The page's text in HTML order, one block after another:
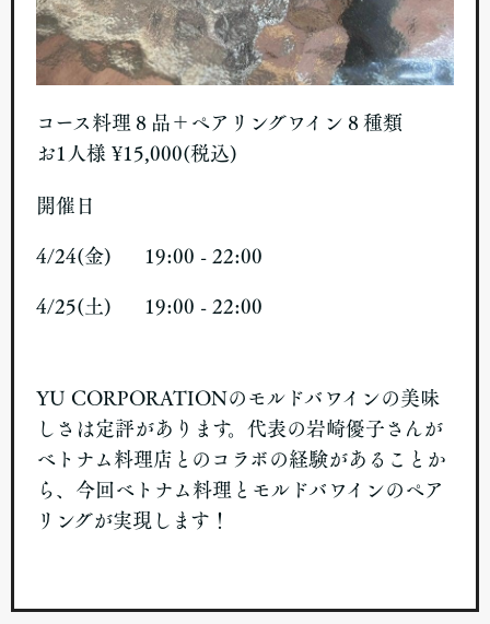
コース料理８品＋ペアリングワイン８種類
お1人様 ¥15,000(税込)
開催日
4/24(金) 19:00 - 22:00
4/25(土) 19:00 - 22:00
YU CORPORATIONのモルドバワインの美味
しさは定評があります。代表の岩崎優子さんが
ベトナム料理店とのコラボの経験があることか
ら、今回ベトナム料理とモルドバワインのペア
リングが実現します！